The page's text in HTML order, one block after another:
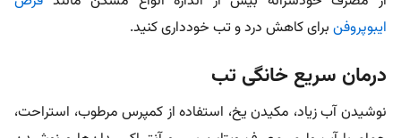
ایبوپروفن برای کاهش درد و تب خودداری کنید.
درمان سریع خانگی تب
نوشیدن آب زیاد، مکیدن یخ، استفاده از کمپرس مرطوب، استراحت،